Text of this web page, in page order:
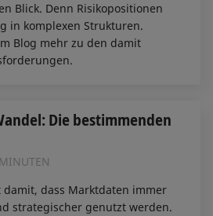
Blick. Denn Risikopositionen
in komplexen Strukturen.
Blog mehr zu den damit
Die bestimmenden
damit, dass Marktdaten immer
strategischer genutzt werden.